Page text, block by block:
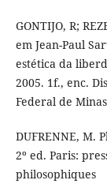
GONTIJO, R;
em Jean-Paul
estética da
2005. 1f., enc.
Federal de
DUFRENNE, M.
2º ed. Paris:
philosophiques